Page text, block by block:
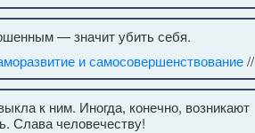
— значит убить себя.
и самосовершенствование//
к ним. Иногда, конечно, возникают
Слава человечеству!